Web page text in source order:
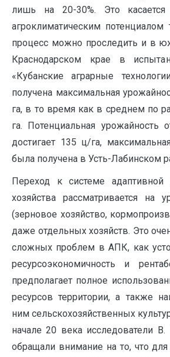
лишь на 20-30%. Это
агроклиматическим
процесс можно проследить и в
Краснодарском крае в
«Кубанские аграрные
получена максимальная
га, в то время как в среднем по
га. Потенциальная урожайность
достигает 135 ц/га,
была получена в Усть-Лабинском
Переход к системе адаптивной
хозяйства рассматривается на
(зерновое хозяйство,
даже отдельных хозяйств. Это
сложных проблем в АПК, как
ресурсоэкономичность и
предполагает полное
ресурсов территории, а также
ним сельскохозяйственных
начале 20 века исследователи
обращали внимание на то, что